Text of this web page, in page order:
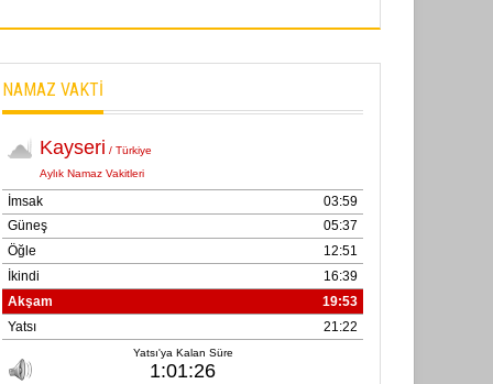
01 Mayis 2026
NAMAZ VAKTİ